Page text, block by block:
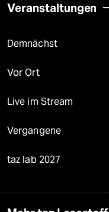
Veranstaltungen
Demnächst
Vor Ort
Live im Stream
Vergangene
taz lab 2027